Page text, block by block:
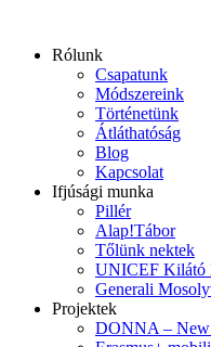
tartalomhoz
Rólunk
Csapatunk
Módszereink
Történetünk
Átláthatóság
Blog
Kapcsolat
Ifjúsági munka
Pillér
Alap!Tábor
Tőlünk nektek
UNICEF Kilátó
Generali
Projektek
DONNA – New